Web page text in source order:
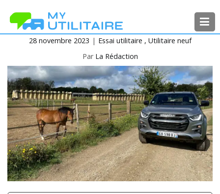
contenu
MyUtilitaire
Toute l’actualité des véhicules
28 novembre 2023 Essai utilitaire
Utilitaire neuf
Par La Rédaction